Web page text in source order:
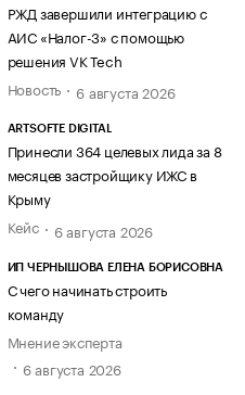
РЖД завершили интеграцию с
АИС «Налог-3» с помощью
решения VK Tech
Новость
6 августа 2026
ARTSOFTE DIGITAL
Принесли 364 целевых лида за 8
месяцев застройщику ИЖС в
Крыму
Кейс
6 августа 2026
ИП ЧЕРНЫШОВА ЕЛЕНА БОРИСОВНА
С чего начинать строить
команду
Мнение эксперта
6 августа 2026